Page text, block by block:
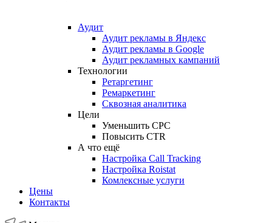
Аудит
Аудит рекламы в Яндекс
Аудит рекламы в Google
Аудит рекламных кампаний
Технологии
Ретаргетинг
Ремаркетинг
Сквозная аналитика
Цели
Уменьшить CPC
Повысить CTR
А что ещё
Настройка Call Tracking
Настройка Roistat
Комлексные услуги
Цены
Контакты